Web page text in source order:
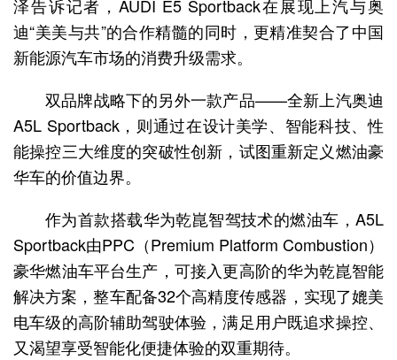
泽告诉记者，AUDI E5 Sportback在展现上汽与奥
迪“美美与共”的合作精髓的同时，更精准契合了中国
新能源汽车市场的消费升级需求。
双品牌战略下的另外一款产品——全新上汽奥迪
A5L Sportback，则通过在设计美学、智能科技、性
能操控三大维度的突破性创新，试图重新定义燃油豪
华车的价值边界。
作为首款搭载华为乾崑智驾技术的燃油车，A5L
Sportback由PPC（Premium Platform Combustion）
豪华燃油车平台生产，可接入更高阶的华为乾崑智能
解决方案，整车配备32个高精度传感器，实现了媲美
电车级的高阶辅助驾驶体验，满足用户既追求操控、
又渴望享受智能化便捷体验的双重期待。